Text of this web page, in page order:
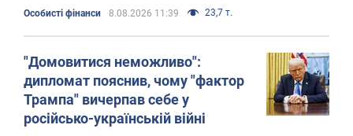
Особисті фінанси 8.08.2026 11:39 23,7 т.
"Домовитися неможливо":
дипломат пояснив, чому "фактор
Трампа" вичерпав себе у
російсько-українській війні